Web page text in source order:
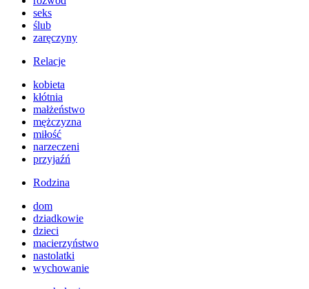
seks
ślub
zaręczyny
Relacje
kobieta
kłótnia
małżeństwo
mężczyzna
miłość
narzeczeni
przyjaźń
Rodzina
dom
dziadkowie
dzieci
macierzyństwo
nastolatki
wychowanie